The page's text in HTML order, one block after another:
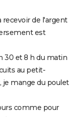
de l'argent
est
30 et 8 h du matin
au petit-
je mange du poulet
comme pour